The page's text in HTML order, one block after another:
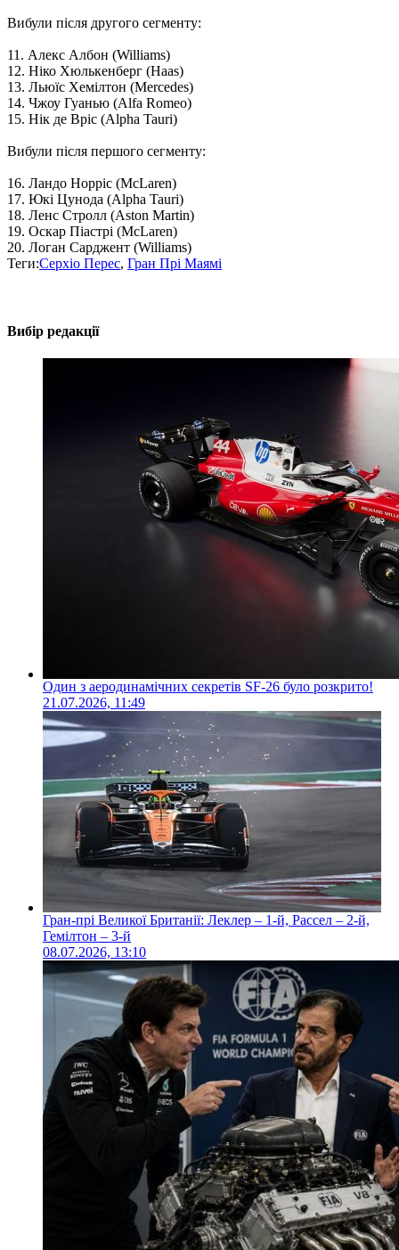
Вибули після другого сегменту:
11. Алекс Албон (Williams)
12. Ніко Хюлькенберг (Haas)
13. Льюїс Хемілтон (Mercedes)
14. Чжоу Гуанью (Alfa Romeo)
15. Нік де Вріс (Alpha Tauri)
Вибули після першого сегменту:
16. Ландо Норріс (McLaren)
17. Юкі Цунода (Alpha Tauri)
18. Ленс Стролл (Aston Martin)
19. Оскар Піастрі (McLaren)
20. Логан Сарджент (Williams)
Теги:Серхіо Перес, Гран Прі Маямі
Вибір редакції
Один з аеродинамічних секретів SF-26 було розкрито!
21.07.2026, 11:49
Гран-прі Великої Британії: Леклер – 1-й, Рассел – 2-й,
Гемілтон – 3-й
08.07.2026, 13:10